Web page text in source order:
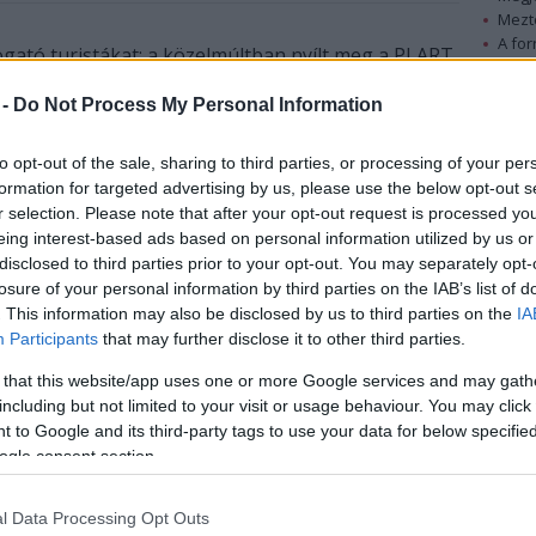
Do Not Process My Personal Information
opt-out of the sale, sharing to third parties, or processing of your
for targeted advertising by us, please use the below opt-out
selection. Please note that after your opt-out request is processed
interest-based ads based on personal information utilized by us
to third parties prior to your opt-out. You may separately
of your personal information by third parties on the IAB’s list of
This information may also be disclosed by us to third parties on the
Participants that may further disclose it to other third parties.
that this website/app uses one or more Google services and may
but not limited to your visit or usage behaviour. You may
to Google and its third-party tags to use your data for below
consent section.
Data Processing Opt Outs
turistákat: a közelmúltban nyílt meg a PLART,
is egyben.
jelentésű olasz
az első olyan olasz kutatóközpont, amely a
és design tárgyak restaurálását és
meg - olvasható az ENIT, a budapesti olasz
A kiállítási terület ad helyet a Maria Pia Incutti
gyűjteményéből származó kiállításnak. Az olasz
találjon több mint kétezer darabos kollekciójának,
amelyet a világ minden tájáról gyűjtött össze 30
éves szenvedélyes kutató munkája során.
A műanyag, amelyet a környezetvédők valósággal
megdicsőül. A kutatóközpont egyik legfontosabb
A
A